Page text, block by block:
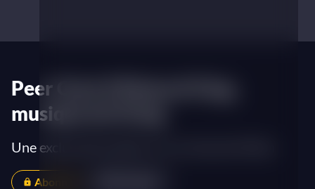
Peer Gynt d'Edward Clug,
musique de Grieg
Une exclusivité medici.tv à La Scala de Milan
Abonnés